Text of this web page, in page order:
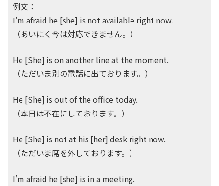
例文：
I’m afraid he [she] is not available right now.
（あいにく今は対応できません。）
He [She] is on another line at the moment.
（ただいま別の電話に出ております。）
He [She] is out of the office today.
（本日は不在にしております。）
He [She] is not at his [her] desk right now.
（ただいま席を外しております。）
I’m afraid he [she] is in a meeting.